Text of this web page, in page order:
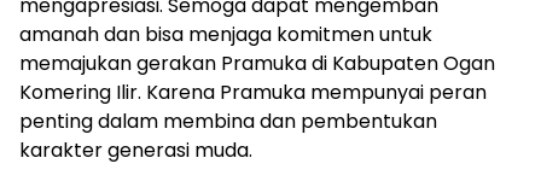
amanah dan bisa menjaga komitmen untuk
memajukan gerakan Pramuka di Kabupaten Ogan
Komering Ilir. Karena Pramuka mempunyai peran
penting dalam membina dan pembentukan
karakter generasi muda.